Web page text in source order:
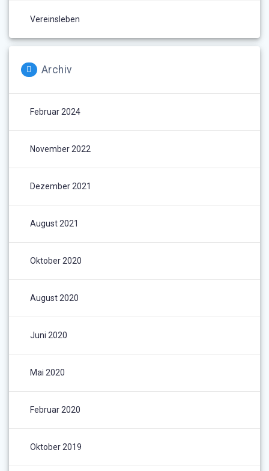
Vereinsleben
Archiv
Februar 2024
November 2022
Dezember 2021
August 2021
Oktober 2020
August 2020
Juni 2020
Mai 2020
Februar 2020
Oktober 2019